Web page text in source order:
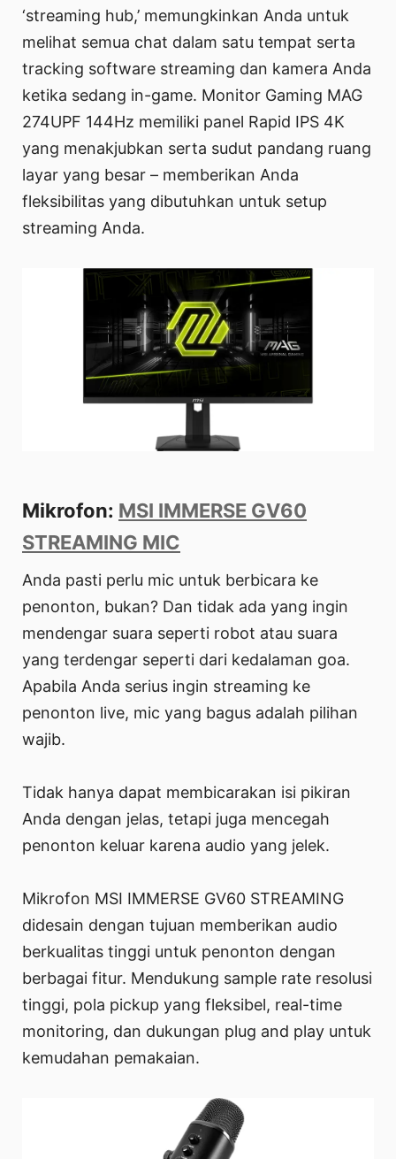
‘streaming hub,’ memungkinkan Anda untuk
melihat semua chat dalam satu tempat serta
tracking software streaming dan kamera Anda
ketika sedang in-game. Monitor Gaming MAG
274UPF 144Hz memiliki panel Rapid IPS 4K
yang menakjubkan serta sudut pandang ruang
layar yang besar – memberikan Anda
fleksibilitas yang dibutuhkan untuk setup
streaming Anda.
Mikrofon: MSI IMMERSE GV60
STREAMING MIC
Anda pasti perlu mic untuk berbicara ke
penonton, bukan? Dan tidak ada yang ingin
mendengar suara seperti robot atau suara
yang terdengar seperti dari kedalaman goa.
Apabila Anda serius ingin streaming ke
penonton live, mic yang bagus adalah pilihan
wajib.
Tidak hanya dapat membicarakan isi pikiran
Anda dengan jelas, tetapi juga mencegah
penonton keluar karena audio yang jelek.
Mikrofon MSI IMMERSE GV60 STREAMING
didesain dengan tujuan memberikan audio
berkualitas tinggi untuk penonton dengan
berbagai fitur. Mendukung sample rate resolusi
tinggi, pola pickup yang fleksibel, real-time
monitoring, dan dukungan plug and play untuk
kemudahan pemakaian.